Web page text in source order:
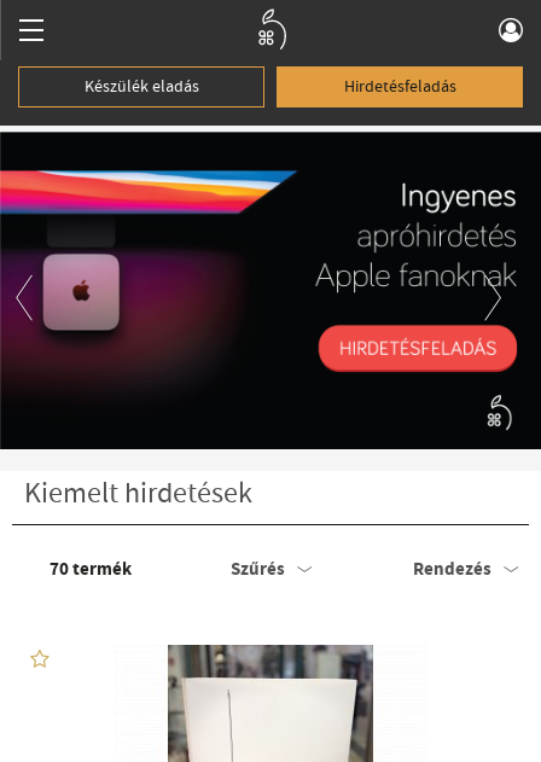
Készülék eladás Hirdetésfeladás
Previous
Kiemelt hirdetések
70termék Szűrés Rendezés